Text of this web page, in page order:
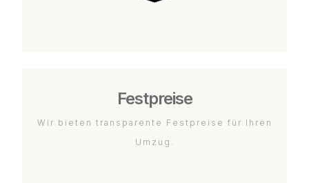
Festpreise
Wir bieten transparente Festpreise für Ihren
Umzug.